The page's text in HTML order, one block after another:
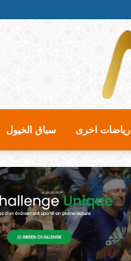
سباق الخيول رياضات اخرى